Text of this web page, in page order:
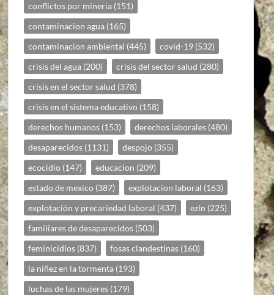
conflictos por mineria (151)
contaminacion agua (165)
contaminacion ambiental (445) covid-19 (532)
crisis del agua (200) crisis del sector salud (280)
crisis en el sector salud (378)
crisis en el sistema educativo (158)
derechos humanos (153) derechos laborales (480)
desaparecidos (1131) despojo (355)
ecocidio (147) educacion (209)
estado de mexico (387) explotacion laboral (163)
explotación y precariedad laboral (437) ezln (225)
familiares de desaparecidos (503)
feminicidios (837) fosas clandestinas (160)
la niñez en la tormenta (193)
luchas de las mujeres (179)